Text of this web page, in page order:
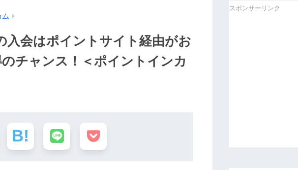
ム
入会はポイントサイト経由がお
チャンス！＜ポイントインカ
スポンサーリンク